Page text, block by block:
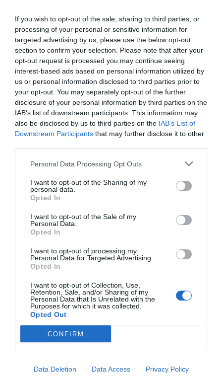
If you wish to opt-out of the sale, sharing to third parties, or
processing of your personal or sensitive information for
targeted advertising by us, please use the below opt-out
section to confirm your selection. Please note that after your
opt-out request is processed you may continue seeing
interest-based ads based on personal information utilized by
us or personal information disclosed to third parties prior to
your opt-out. You may separately opt-out of the further
disclosure of your personal information by third parties on the
IAB’s list of downstream participants. This information may
also be disclosed by us to third parties on the IAB’s List of
Downstream Participants that may further disclose it to other
Personal Data Processing Opt Outs
I want to opt-out of the Sharing of my
personal data.
Opted In
I want to opt-out of the Sale of my
Personal Data.
Opted In
I want to opt-out of processing my
Personal Data for Targeted Advertising.
Opted In
I want to opt-out of Collection, Use,
Retention, Sale, and/or Sharing of my
Personal Data that Is Unrelated with the
Purposes for which it was collected.
Opted Out
CONFIRM
Data Deletion Data Access Privacy Policy
Índex
RCD Espanyol
intelligence@2playbook.com.
Añadir2Playbookcomo fuente preferida de Google
de forma gratuita
Mantente informado con las últimas noticias de actualidad.
ACTIVAR AHORA
Compartir
Imprimir
Publicidad
2Playbook Club